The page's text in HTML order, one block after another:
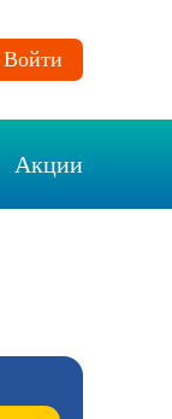
Войти
Акции